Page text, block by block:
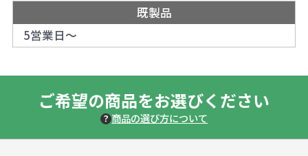
既製品
5営業日～
ご希望の商品をお選びください
商品の選び方について